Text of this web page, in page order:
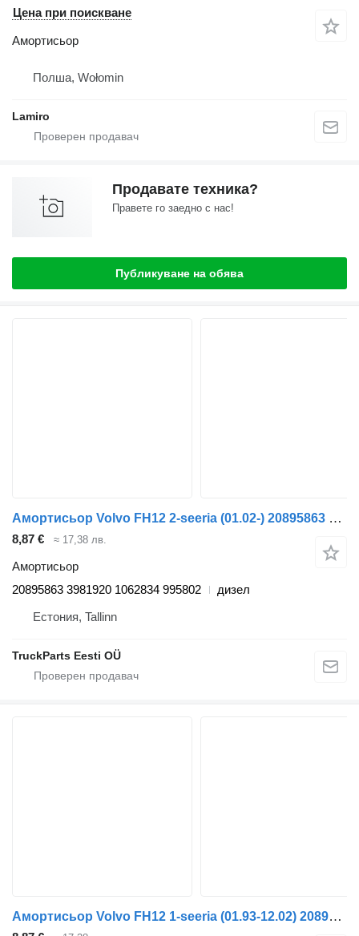
Цена при поискване
Амортисьор
Полша, Wołomin
Lamiro
Продавате техника?
Правете го заедно с нас!
Публикуване на обява
Амортисьор Volvo FH12 2-seeria (01.02-) 20895863 за камион Volvo FH12, FH16, NH12, FH, VNL780 (1993-2014)
8,87 € ≈ 17,38 лв.
Амортисьор
20895863 3981920 1062834 995802
дизел
Естония, Tallinn
TruckParts Eesti OÜ
Амортисьор Volvo FH12 1-seeria (01.93-12.02) 20895863 за камион Volvo FH12, FH16, NH12, FH, VNL780 (1993-2014)